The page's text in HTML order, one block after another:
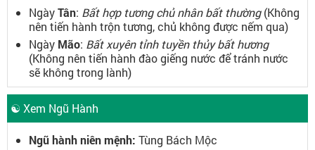
NgàyTân: Bất hợp tương chủ nhân bất thường(Không
nên tiến hành trộn tương, chủ không được nếm qua)
Ngày Mão: Bất xuyên tỉnh tuyền thủy bất hương
(Không nên tiến hành đào giếng nước để tránh nước
sẽ không trong lành)
☯ Xem Ngũ Hành
Ngũ hành niên mệnh: Tùng Bách Mộc